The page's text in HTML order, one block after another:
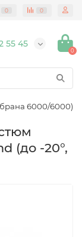
0 0
55 45
0
6000/6000)
(до -20°,